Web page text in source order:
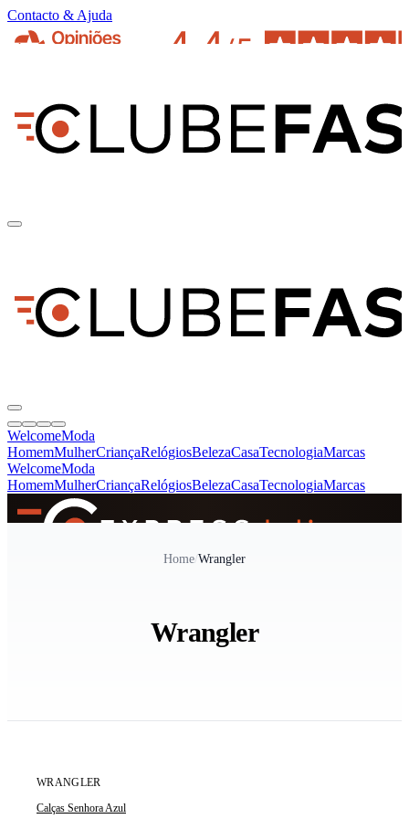
Contacto & Ajuda
WelcomeModa
HomemMulherCriançaRelógiosBelezaCasaTecnologiaMarcas
WelcomeModa
HomemMulherCriançaRelógiosBelezaCasaTecnologiaMarcas
Home/Wrangler
Wrangler
WRANGLER
Calças Senhora Azul